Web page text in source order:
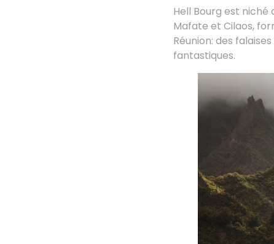
Hell Bourg est niché
Mafate et Cilaos,
Réunion: des
fantastiques.